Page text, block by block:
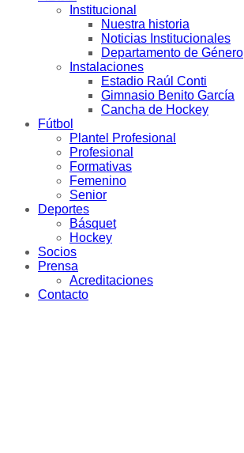
Institucional
Nuestra historia
Noticias Institucionales
Departamento de Género
Instalaciones
Estadio Raúl Conti
Gimnasio Benito García
Cancha de Hockey
Fútbol
Plantel Profesional
Profesional
Formativas
Femenino
Senior
Deportes
Básquet
Hockey
Socios
Prensa
Acreditaciones
Contacto